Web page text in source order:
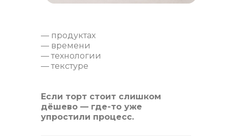
— продуктах
— времени
— технологии
— текстуре
Если торт стоит слишком
дёшево — где-то уже
упростили процесс.